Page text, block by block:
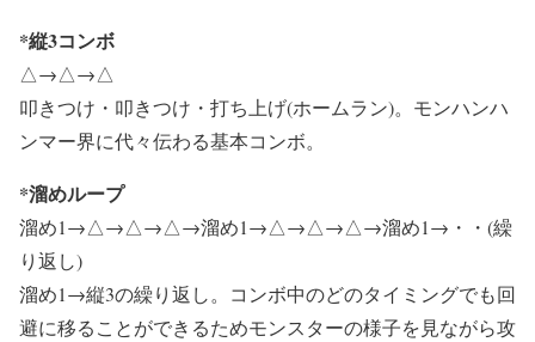
*縦3コンボ
△→△→△
叩きつけ・叩きつけ・打ち上げ(ホームラン)。モンハンハ
ンマー界に代々伝わる基本コンボ。
*溜めループ
溜め1→△→△→△→溜め1→△→△→△→溜め1→・・(繰
り返し)
溜め1→縦3の繰り返し。コンボ中のどのタイミングでも回
避に移ることができるためモンスターの様子を見ながら攻